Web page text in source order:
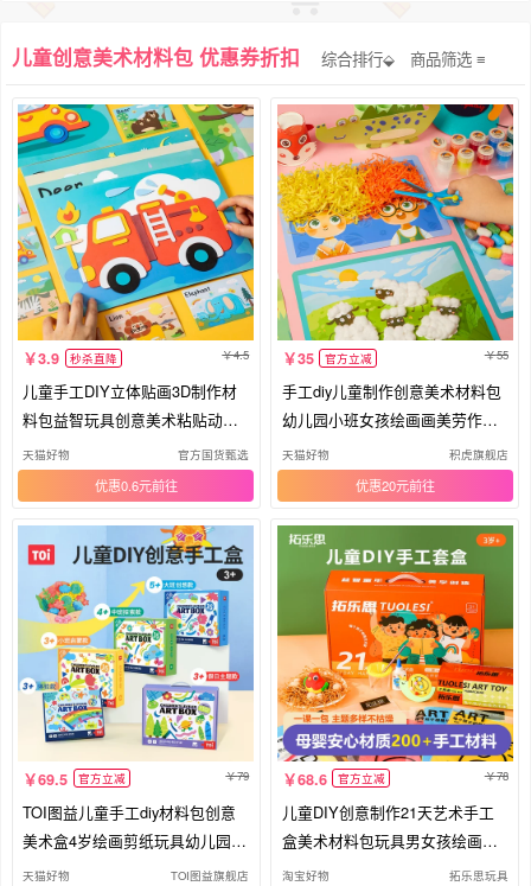
儿童创意美术材料包 优惠券折扣 综合排行⬙ 商品筛选
3.9 秒杀直降 4.5
儿童手工DIY立体贴画3D制作材
料包益智玩具创意美术粘贴动物
安全
天猫好物 官方国货甄选
优惠0.6元
35 官方立减 55
手工diy儿童制作创意美术材料包
幼儿园小班女孩绘画画美劳作玩
具
天猫好物 积虎旗舰店
优惠20元
69.5 官方立减 79
TOI图益儿童手工diy材料包创意
美术盒4岁绘画剪纸玩具幼儿园大
班
天猫好物 TOI图益旗舰店
68.6 官方立减 78
儿童DIY创意制作21天艺术手工
盒美术材料包玩具男女孩绘画礼
物
淘宝好物 拓乐思玩具